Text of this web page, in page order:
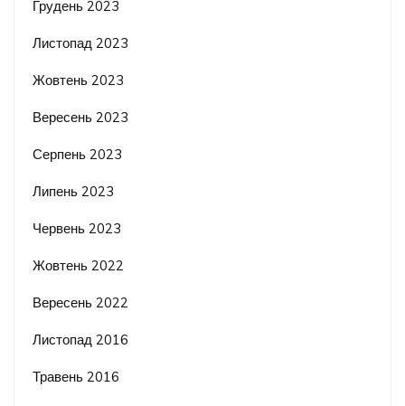
Грудень 2023
Листопад 2023
Жовтень 2023
Вересень 2023
Серпень 2023
Липень 2023
Червень 2023
Жовтень 2022
Вересень 2022
Листопад 2016
Травень 2016